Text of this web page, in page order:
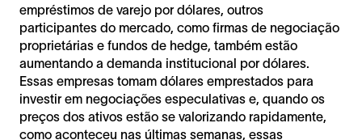
empréstimos de varejo por dólares, outros
participantes do mercado, como firmas de negociação
proprietárias e fundos de hedge, também estão
aumentando a demanda institucional por dólares.
Essas empresas tomam dólares emprestados para
investir em negociações especulativas e, quando os
preços dos ativos estão se valorizando rapidamente,
como aconteceu nas últimas semanas, essas